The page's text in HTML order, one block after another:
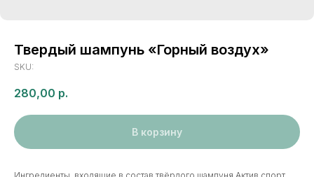
Твердый шампунь «Горный воздух»
SKU:
280,00 р.
В корзину